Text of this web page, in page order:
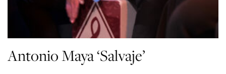
Antonio Maya ‘Salvaje’